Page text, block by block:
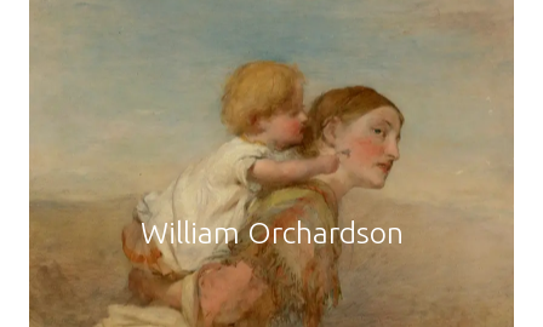
William Orchardson